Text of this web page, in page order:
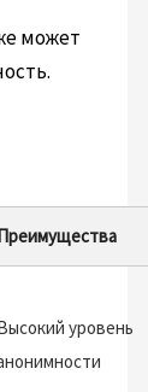
может
уровень